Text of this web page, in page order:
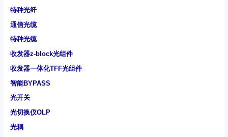
特种光纤
通信光缆
特种光缆
收发器z-block光组件
收发器一体化TFF光组件
智能BYPASS
光开关
光切换仪OLP
光耦